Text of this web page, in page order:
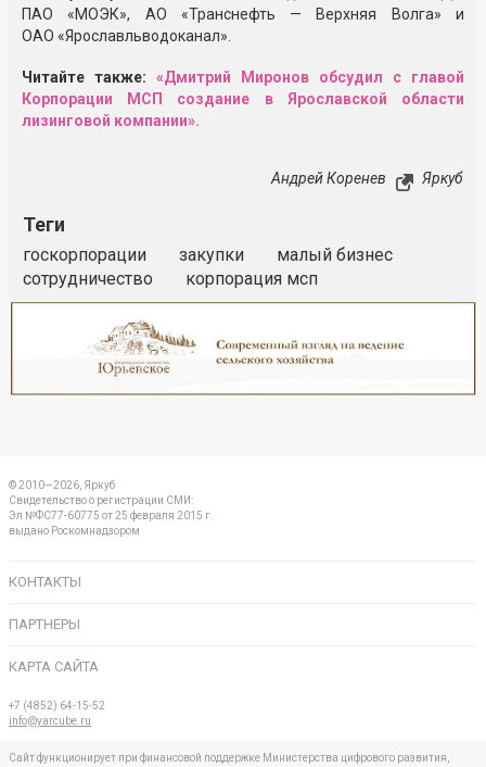
ПАО «МОЭК», АО «Транснефть — Верхняя Волга» и
ОАО «Ярославльводоканал»
Читайте также: «Дмитрий Миронов обсудил с главой
Корпорации МСП создание в Ярославской области
лизинговой компании».
Андрей Коренев Яркуб
Теги
госкорпорации закупки
малый бизнес
сотрудничество
корпорация мсп
© 2010—2026, Яркуб
Свидетельство о регистрации СМИ:
Эл №ФС77-60775 от 25 февраля 2015 г.
выдано Роскомнадзором
КОНТАКТЫ
ПАРТНЕРЫ
КАРТА САЙТА
+7 (4852) 64-15-52
info@yarcube.ru
Сайт функционирует при финансовой поддержке Министерства цифрового развития,